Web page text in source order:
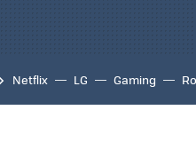
Netflix LG Gaming